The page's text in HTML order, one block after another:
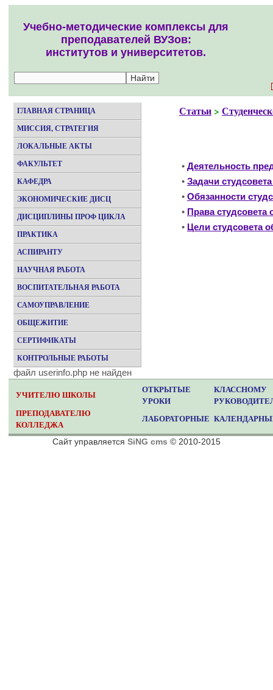
Учебно-методические комплексы для
преподавателей ВУЗов:
институтов и университетов.
ГЛАВНАЯ СТРАНИЦА
МИССИЯ, СТРАТЕГИЯ
ЛОКАЛЬНЫЕ АКТЫ
ФАКУЛЬТЕТ
КАФЕДРА
ЭКОНОМИЧЕСКИЕ ДИСЦ
ДИСЦИПЛИНЫ ПРОФ ЦИКЛА
ПРАКТИКА
АСПИРАНТУ
НАУЧНАЯ РАБОТА
ВОСПИТАТЕЛЬНАЯ РАБОТА
САМОУПРАВЛЕНИЕ
ОБЩЕЖИТИЕ
СЕРТИФИКАТЫ
КОНТРОЛЬНЫЕ РАБОТЫ
файл userinfo.php не найден
Статьи >
• Деятельность
• Задачи
• Обязанности
• Права студсовета
• Цели студсовета
УЧИТЕЛЮ ШКОЛЫ
ОТКРЫТЫЕ
УРОКИ
КЛАССНОМУ
ПРЕПОДАВАТЕЛЮ
КОЛЛЕДЖА
ЛАБОРАТОРНЫЕ
Сайт управляется SiNG cms © 2010-2015